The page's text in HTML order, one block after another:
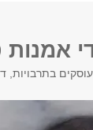
אמנות